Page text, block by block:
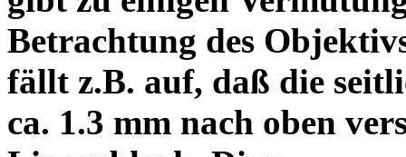
Betrachtung des
fällt z.B. auf, daß die
ca. 1.3 mm nach oben